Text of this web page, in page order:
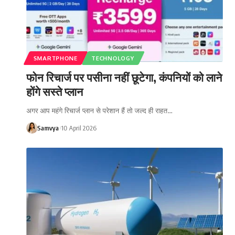
SMARTPHONE TECHNOLOGY
फोन रिचार्ज पर पसीना नहीं छूटेगा, कंपनियों को लाने
होंगे सस्ते प्लान
अगर आप महंगे रिचार्ज प्लान से परेशान हैं तो जल्द ही राहत…
Samvya 10 April 2026